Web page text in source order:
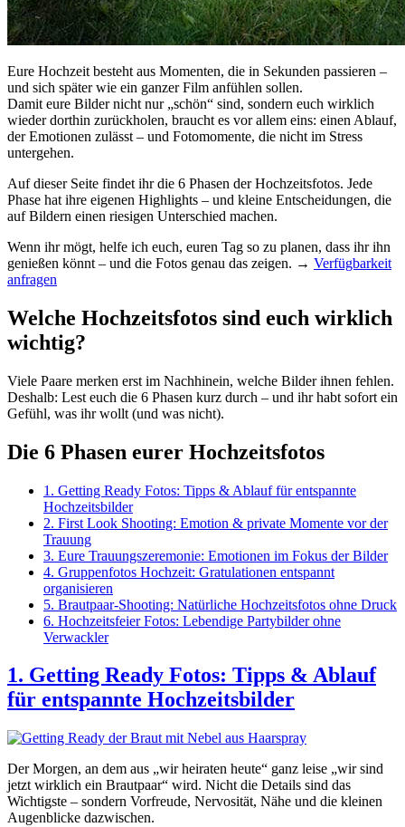
Eure Hochzeit besteht aus Momenten, die in Sekunden passieren –
und sich später wie ein ganzer Film anfühlen sollen.
Damit eure Bilder nicht nur „schön“ sind, sondern euch wirklich
wieder dorthin zurückholen, braucht es vor allem eins: einen Ablauf,
der Emotionen zulässt – und Fotomomente, die nicht im Stress
untergehen.
Auf dieser Seite findet ihr die 6 Phasen der Hochzeitsfotos. Jede
Phase hat ihre eigenen Highlights – und kleine Entscheidungen, die
auf Bildern einen riesigen Unterschied machen.
Wenn ihr mögt, helfe ich euch, euren Tag so zu planen, dass ihr ihn
genießen könnt – und die Fotos genau das zeigen. → Verfügbarkeit
anfragen
Welche Hochzeitsfotos sind euch wirklich
wichtig?
Viele Paare merken erst im Nachhinein, welche Bilder ihnen fehlen.
Deshalb: Lest euch die 6 Phasen kurz durch – und ihr habt sofort ein
Gefühl, was ihr wollt (und was nicht).
Die 6 Phasen eurer Hochzeitsfotos
1. Getting Ready Fotos: Tipps & Ablauf für entspannte
Hochzeitsbilder
2. First Look Shooting: Emotion & private Momente vor der
Trauung
3. Eure Trauungszeremonie: Emotionen im Fokus der Bilder
4. Gruppenfotos Hochzeit: Gratulationen entspannt
organisieren
5. Brautpaar-Shooting: Natürliche Hochzeitsfotos ohne Druck
6. Hochzeitsfeier Fotos: Lebendige Partybilder ohne
Verwackler
1. Getting Ready Fotos: Tipps & Ablauf
für entspannte Hochzeitsbilder
Der Morgen, an dem aus „wir heiraten heute“ ganz leise „wir sind
jetzt wirklich ein Brautpaar“ wird. Nicht die Details sind das
Wichtigste – sondern Vorfreude, Nervosität, Nähe und die kleinen
Augenblicke dazwischen.